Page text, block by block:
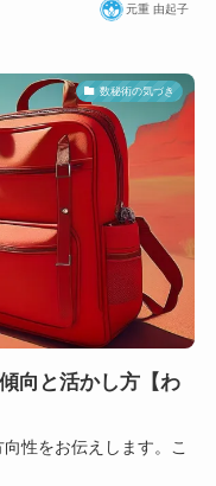
元重 由起子
数秘術の気づき
向と活かし方【わ
性をお伝えします。こ